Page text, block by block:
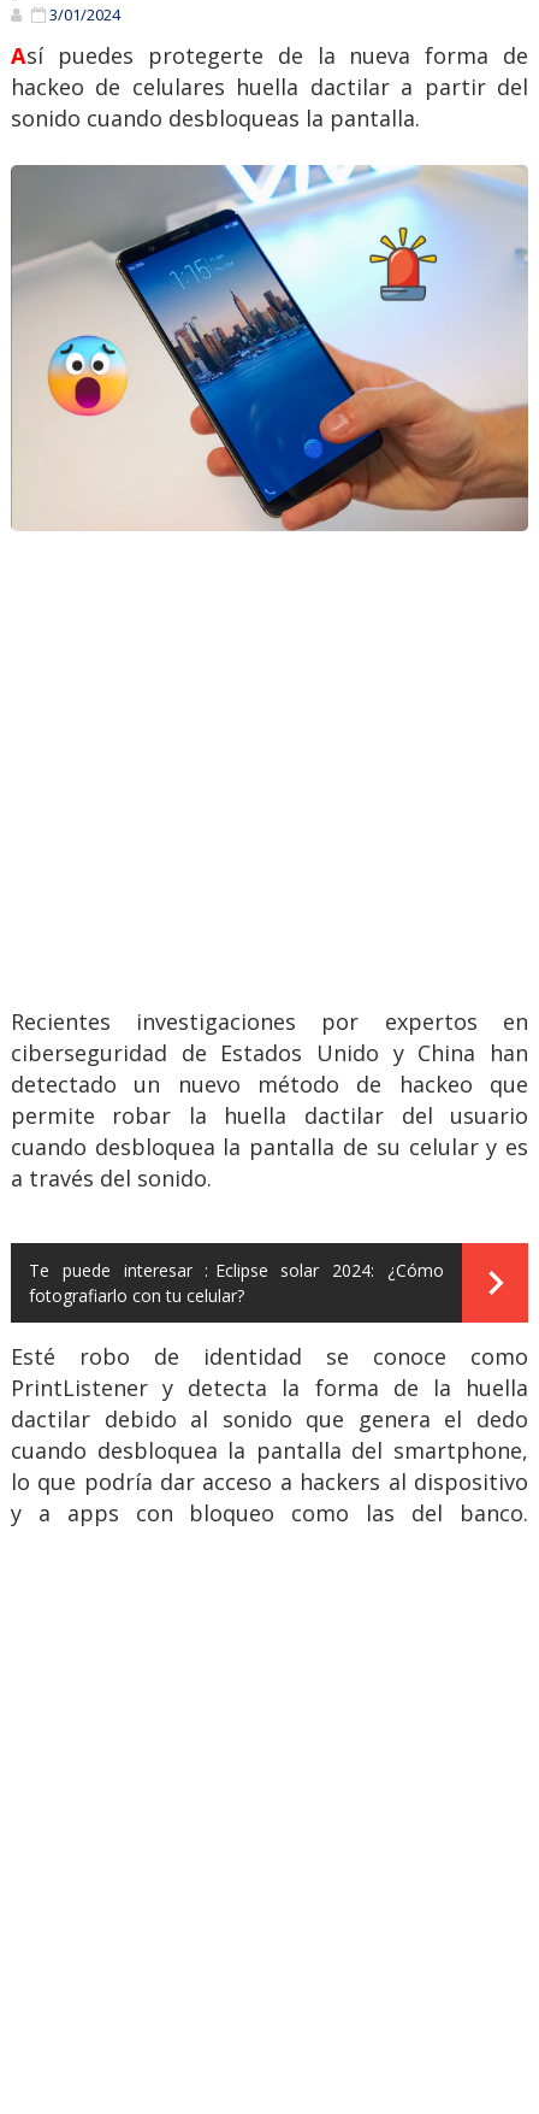
3/01/2024
Así puedes protegerte de la nueva forma de
hackeo de celulares huella dactilar a partir del
sonido cuando desbloqueas la pantalla.
Recientes investigaciones por expertos en
ciberseguridad de Estados Unido y China han
detectado un nuevo método de hackeo que
permite robar la huella dactilar del usuario
cuando desbloquea la pantalla de su celular y es
a través del sonido.
Te puede interesar : Eclipse solar 2024: ¿Cómo
fotografiarlo con tu celular?
Esté robo de identidad se conoce como
PrintListener y detecta la forma de la huella
dactilar debido al sonido que genera el dedo
cuando desbloquea la pantalla del smartphone,
lo que podría dar acceso a hackers al dispositivo
y a apps con bloqueo como las del banco.